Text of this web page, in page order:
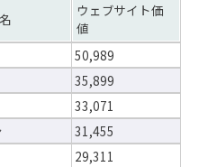
ウェブサイト価
値
50,989
35,899
33,071
31,455
29,311